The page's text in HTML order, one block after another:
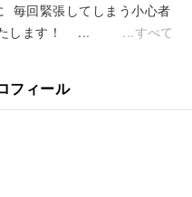
毎回緊張してしまう小心者
します！ ...
すべて
フィール